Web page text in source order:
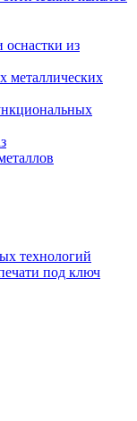
оснастки из
металлических
технологий
под ключ